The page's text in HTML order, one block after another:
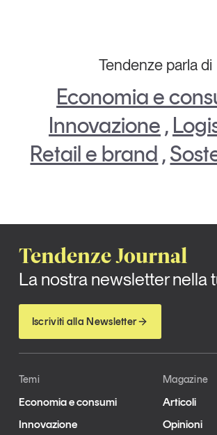
Tendenze parla di
Economia e
Innovazione ,
Retail e brand ,
Tendenze Journal
La nostra newsletter nella
Iscriviti alla Newsletter
Temi
Economia e consumi
Innovazione
Magazine
Articoli
Opinioni